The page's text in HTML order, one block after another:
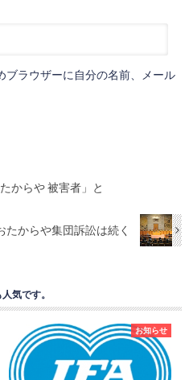
ブラウザーに自分の名前、メール
からや 被害者」と
たからや集団訴訟は続く
気です。
お知らせ